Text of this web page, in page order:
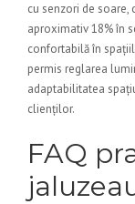
cu senzori de soare,
aproximativ 18% în
confortabilă în
permis reglarea
adaptabilitatea
clienților.
FAQ